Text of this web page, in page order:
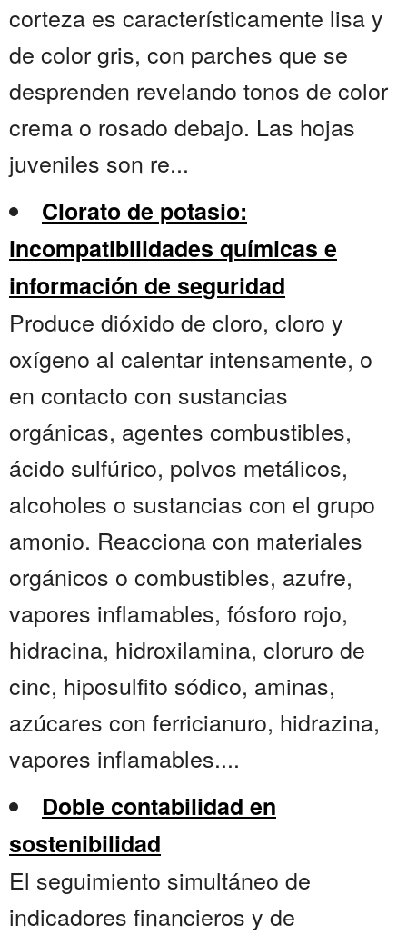
corteza es característicamente lisa y
de color gris, con parches que se
desprenden revelando tonos de color
crema o rosado debajo. Las hojas
juveniles son re...
Clorato de potasio:
incompatibilidades químicas e
información de seguridad
Produce dióxido de cloro, cloro y
oxígeno al calentar intensamente, o
en contacto con sustancias
orgánicas, agentes combustibles,
ácido sulfúrico, polvos metálicos,
alcoholes o sustancias con el grupo
amonio. Reacciona con materiales
orgánicos o combustibles, azufre,
vapores inflamables, fósforo rojo,
hidracina, hidroxilamina, cloruro de
cinc, hiposulfito sódico, aminas,
azúcares con ferricianuro, hidrazina,
vapores inflamables....
Doble contabilidad en
sostenibilidad
El seguimiento simultáneo de
indicadores financieros y de